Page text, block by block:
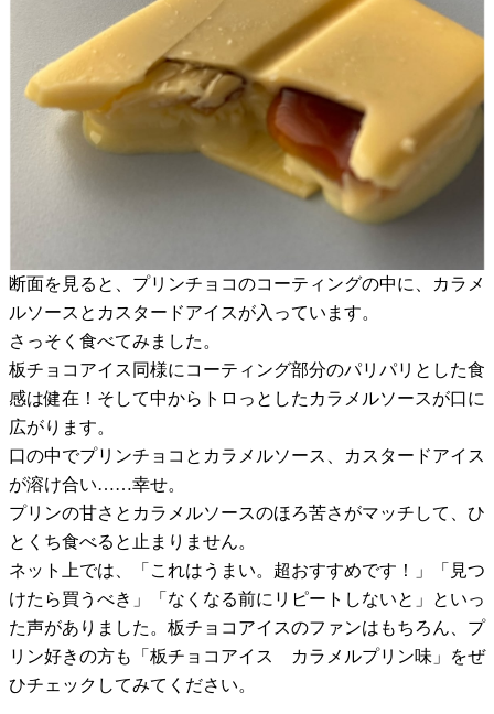
断面を見ると、プリンチョコのコーティングの中に、カラメ
ルソースとカスタードアイスが入っています。
さっそく食べてみました。
板チョコアイス同様にコーティング部分のパリパリとした食
感は健在！そして中からトロっとしたカラメルソースが口に
広がります。
口の中でプリンチョコとカラメルソース、カスタードアイス
が溶け合い……幸せ。
プリンの甘さとカラメルソースのほろ苦さがマッチして、ひ
とくち食べると止まりません。
ネット上では、「これはうまい。超おすすめです！」「見つ
けたら買うべき」「なくなる前にリピートしないと」といっ
た声がありました。板チョコアイスのファンはもちろん、プ
リン好きの方も「板チョコアイス カラメルプリン味」をぜ
ひチェックしてみてください。